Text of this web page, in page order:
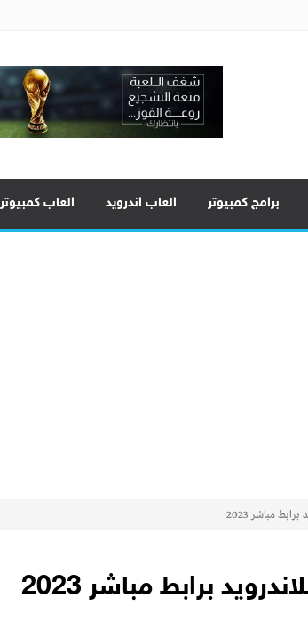
برامج كمبيوتر العاب اندرويد العاب كمبيوتر